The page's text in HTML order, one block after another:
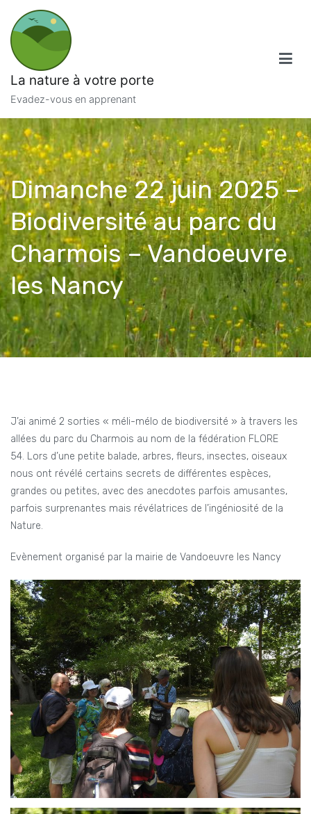
contenu
La nature à votre porte
Evadez-vous en apprenant
Dimanche 22 juin 2025 –
Biodiversité au parc du
Charmois – Vandoeuvre
les Nancy
J’ai animé 2 sorties « méli-mélo de biodiversité » à travers les
allées du parc du Charmois au nom de la fédération FLORE
54. Lors d’une petite balade, arbres, fleurs, insectes, oiseaux
nous ont révélé certains secrets de différentes espèces,
grandes ou petites, avec des anecdotes parfois amusantes,
parfois surprenantes mais révélatrices de l’ingéniosité de la
Nature.
Evènement organisé par la mairie de Vandoeuvre les Nancy